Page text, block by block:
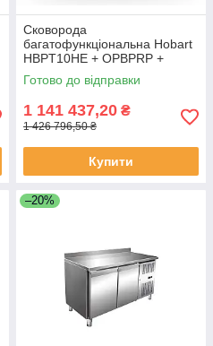
Сковорода
багатофункціональна Hobart
HBPT10HE + OPBPRP +
ACSC
Готово до відправки
1 141 437,20 ₴
1 426 796,50 ₴
Купити
–20%